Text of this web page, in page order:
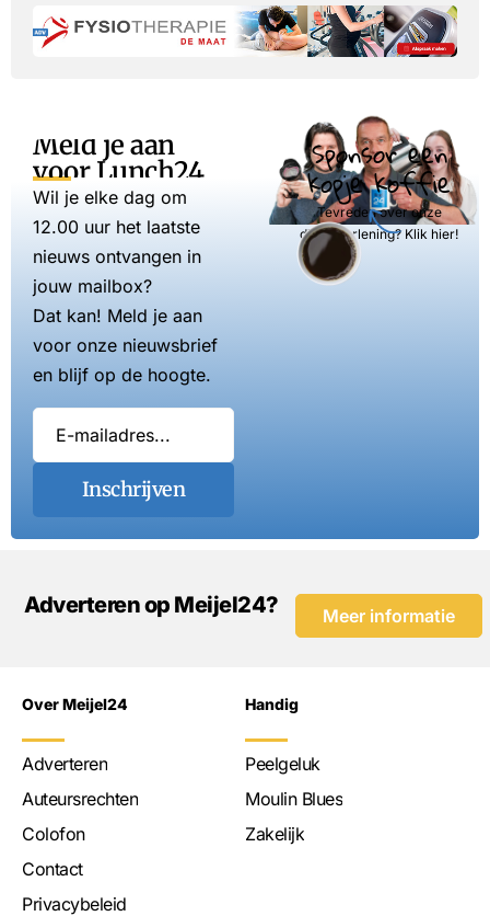
Meld je aan
voor Lunch24
Wil je elke dag om
12.00 uur het laatste
nieuws ontvangen in
jouw mailbox?
Dat kan! Meld je aan
voor onze nieuwsbrief
en blijf op de hoogte.
Inschrijven
Sponsor een
kopje koffie
Tevreden over onze
dienstverlening? Klik hier!
Adverteren op Meijel24? Meer informatie
Over Meijel24
Adverteren
Auteursrechten
Colofon
Contact
Privacybeleid
Handig
Peelgeluk
Moulin Blues
Zakelijk